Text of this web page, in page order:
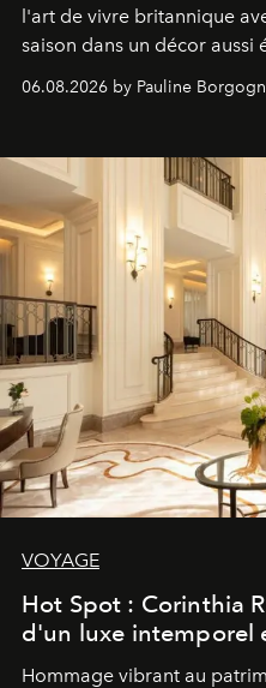
l'art de vivre britannique
saison dans un décor aussi
06.08.2026 by Pauline
VOYAGE
Hot Spot : Corinthia
d'un luxe intemporel
Hommage vibrant au